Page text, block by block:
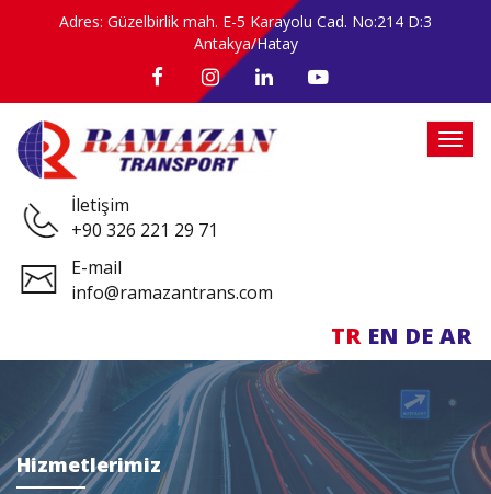
Adres: Güzelbirlik mah. E-5 Karayolu Cad. No:214 D:3
Antakya/Hatay
İletişim
+90 326 221 29 71
E-mail
info@ramazantrans.com
TR EN DE AR
Hizmetlerimiz